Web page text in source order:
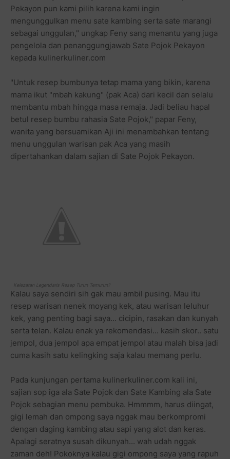
Pekayon pun kami pilih karena kami ingin
mengunggulkan menu sate kambing serta sate marangi
sebagai unggulan," ungkap Feny sang menantu yang juga
pengelola dan penanggungjawab Sate Pojok Pekayon
kepada kulinerkuliner.com
"Untuk resep bumbunya tetap mama yang bikin, karena
mama ikut "mbah kakung" (pak Aca) dari kecil dan selalu
membantu mbah hingga masa remaja. Jadi beliau hapal
betul resep bumbu rahasia Sate Pojok," papar Feny,
wanita yang bersuamikan Aji ini menambahkan tentang
menu unggulan warisan pak Aca yang masih
dipertahankan dalam sajian di Sate Pojok Pekayon.
Kelezatan Legendaris Resep Turun Temurun?
Kalau saya sendiri sih gak mau ambil pusing. Mau itu
resep warisan nenek moyang kek, atau warisan leluhur
kek, yang penting bagi saya... cicipin, rasakan dan kunyah
serta telan. Kalau enak ya rekomendasi... kasih skor.. satu
jempol, dua jempol apa empat jempol atau malah bisa jadi
cuma kasih satu kelingking saja kalau memang perlu.
Pada kunjungan pertama kulinerkuliner.com kali ini,
sajian sop iga ala Sate Pojok dan Sate Kambing ala Sate
Pojok sebagian menu pembuka. Hmmmm, harus diingat,
gigi lemah dan ompong saya nggak mau berkompromi
dengan daging kambing atau sapi yang alot dan keras.
Apalagi seratnya susah dikunyah... wah udah nggak
zaman deh! Pokoknya kalau gigi ompong saya yang rapuh